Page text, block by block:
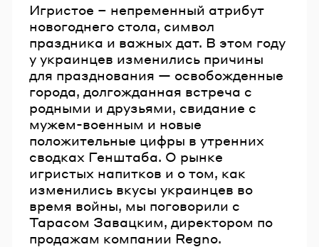
Игристое – непременный атрибут
новогоднего стола, символ
праздника и важных дат. В этом году
у украинцев изменились причины
для празднования — освобожденные
города, долгожданная встреча с
родными и друзьями, свидание с
мужем-военным и новые
положительные цифры в утренних
сводках Генштаба. О рынке
игристых напитков и о том, как
изменились вкусы украинцев во
время войны, мы поговорили с
Тарасом Завацким, директором по
продажам компании Regno.